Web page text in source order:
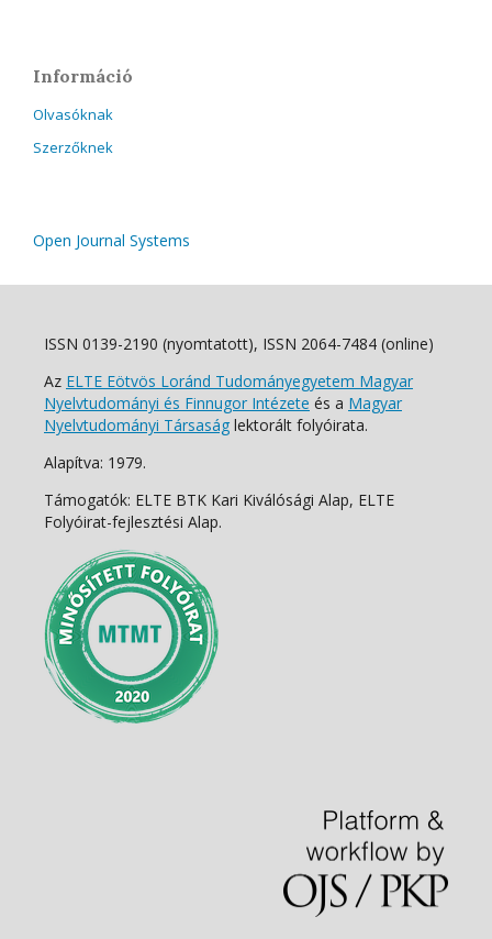
Információ
Olvasóknak
Szerzőknek
Open Journal Systems
ISSN 0139-2190 (nyomtatott), ISSN 2064-7484 (online)
Az ELTE Eötvös Loránd Tudományegyetem Magyar
Nyelvtudományi és Finnugor Intézete és a Magyar
Nyelvtudományi Társaság lektorált folyóirata.
Alapítva: 1979.
Támogatók: ELTE BTK Kari Kiválósági Alap, ELTE
Folyóirat-fejlesztési Alap.